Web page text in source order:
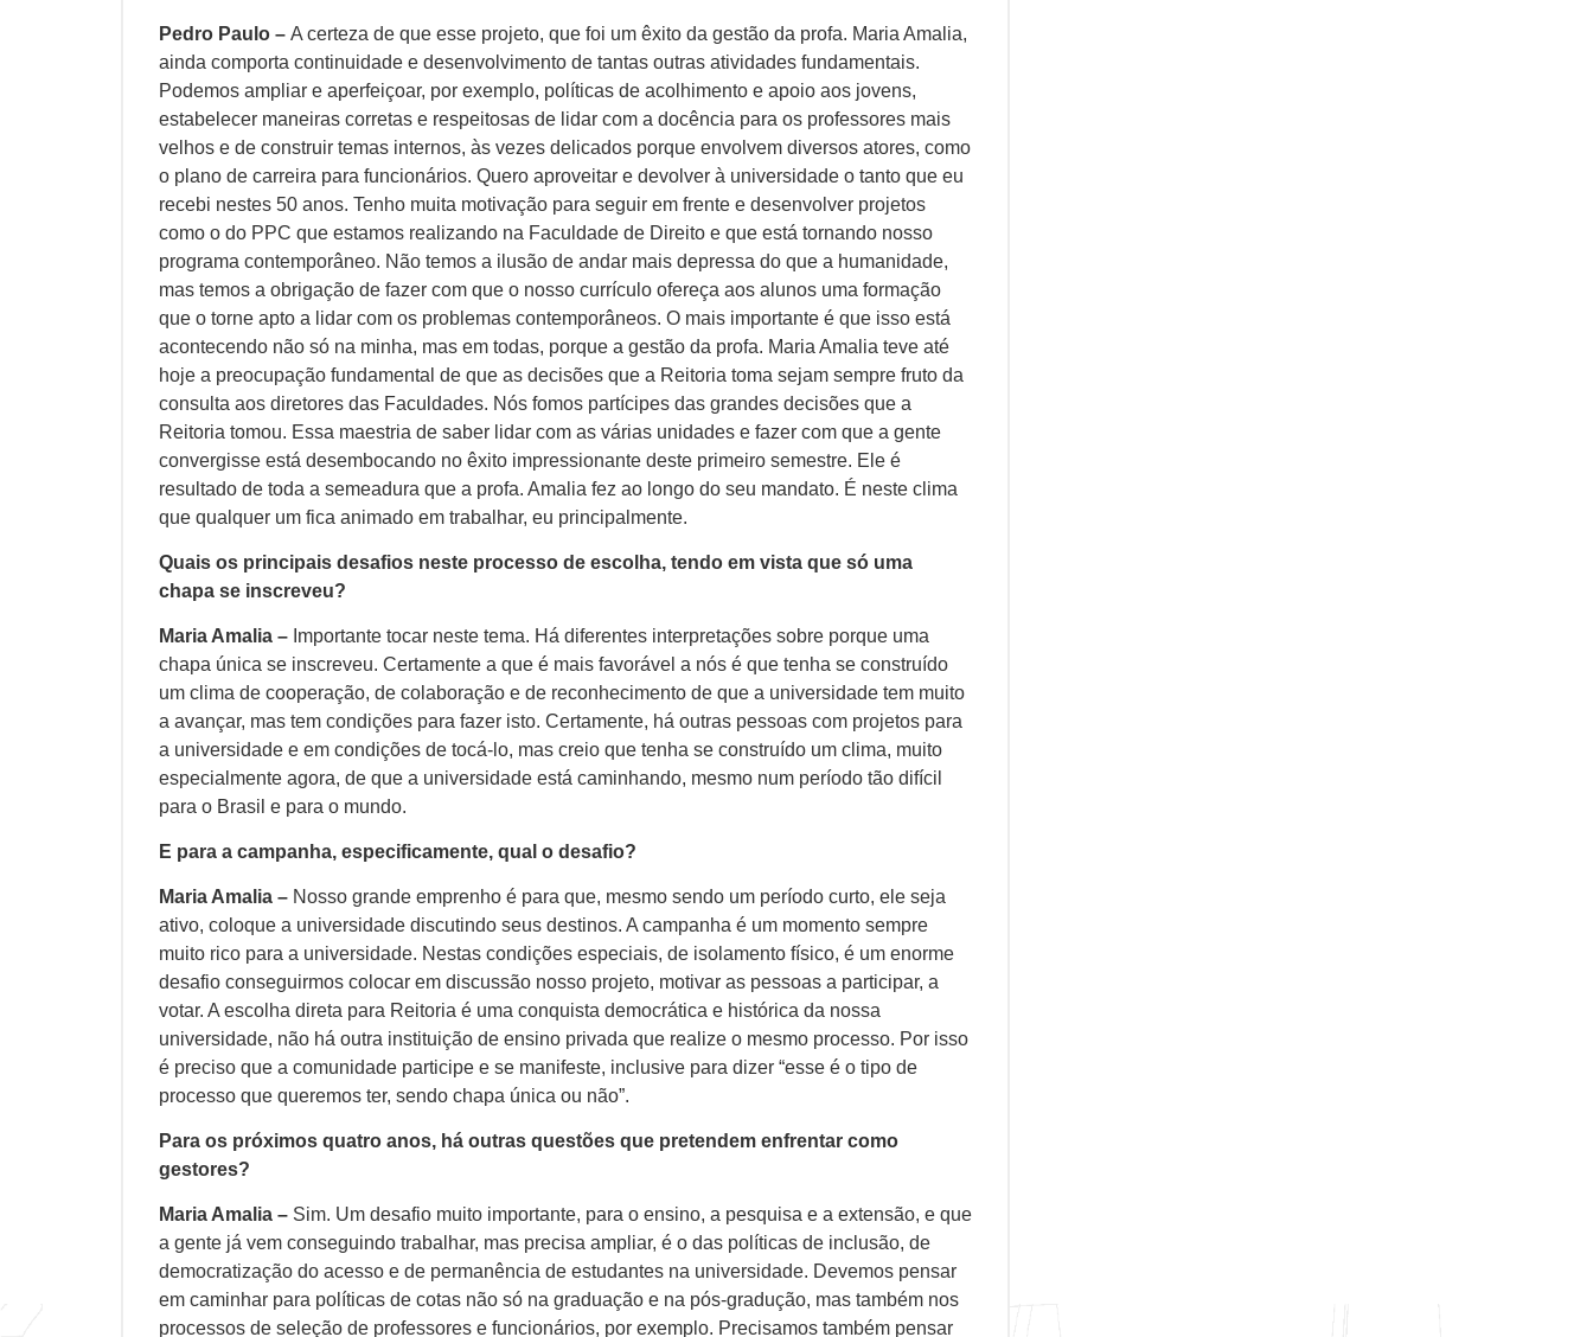
Pedro Paulo – A certeza de que esse projeto, que foi um êxito da gestão da profa. Maria Amalia,
ainda comporta continuidade e desenvolvimento de tantas outras atividades fundamentais.
Podemos ampliar e aperfeiçoar, por exemplo, políticas de acolhimento e apoio aos jovens,
estabelecer maneiras corretas e respeitosas de lidar com a docência para os professores mais
velhos e de construir temas internos, às vezes delicados porque envolvem diversos atores, como
o plano de carreira para funcionários. Quero aproveitar e devolver à universidade o tanto que eu
recebi nestes 50 anos. Tenho muita motivação para seguir em frente e desenvolver projetos
como o do PPC que estamos realizando na Faculdade de Direito e que está tornando nosso
programa contemporâneo. Não temos a ilusão de andar mais depressa do que a humanidade,
mas temos a obrigação de fazer com que o nosso currículo ofereça aos alunos uma formação
que o torne apto a lidar com os problemas contemporâneos. O mais importante é que isso está
acontecendo não só na minha, mas em todas, porque a gestão da profa. Maria Amalia teve até
hoje a preocupação fundamental de que as decisões que a Reitoria toma sejam sempre fruto da
consulta aos diretores das Faculdades. Nós fomos partícipes das grandes decisões que a
Reitoria tomou. Essa maestria de saber lidar com as várias unidades e fazer com que a gente
convergisse está desembocando no êxito impressionante deste primeiro semestre. Ele é
resultado de toda a semeadura que a profa. Amalia fez ao longo do seu mandato. É neste clima
que qualquer um fica animado em trabalhar, eu principalmente.
Quais os principais desafios neste processo de escolha, tendo em vista que só uma
chapa se inscreveu?
Maria Amalia – Importante tocar neste tema. Há diferentes interpretações sobre porque uma
chapa única se inscreveu. Certamente a que é mais favorável a nós é que tenha se construído
um clima de cooperação, de colaboração e de reconhecimento de que a universidade tem muito
a avançar, mas tem condições para fazer isto. Certamente, há outras pessoas com projetos para
a universidade e em condições de tocá-lo, mas creio que tenha se construído um clima, muito
especialmente agora, de que a universidade está caminhando, mesmo num período tão difícil
para o Brasil e para o mundo.
E para a campanha, especificamente, qual o desafio?
Maria Amalia – Nosso grande emprenho é para que, mesmo sendo um período curto, ele seja
ativo, coloque a universidade discutindo seus destinos. A campanha é um momento sempre
muito rico para a universidade. Nestas condições especiais, de isolamento físico, é um enorme
desafio conseguirmos colocar em discussão nosso projeto, motivar as pessoas a participar, a
votar. A escolha direta para Reitoria é uma conquista democrática e histórica da nossa
universidade, não há outra instituição de ensino privada que realize o mesmo processo. Por isso
é preciso que a comunidade participe e se manifeste, inclusive para dizer “esse é o tipo de
processo que queremos ter, sendo chapa única ou não”.
Para os próximos quatro anos, há outras questões que pretendem enfrentar como
gestores?
Maria Amalia – Sim. Um desafio muito importante, para o ensino, a pesquisa e a extensão, e que
a gente já vem conseguindo trabalhar, mas precisa ampliar, é o das políticas de inclusão, de
democratização do acesso e de permanência de estudantes na universidade. Devemos pensar
em caminhar para políticas de cotas não só na graduação e na pós-gradução, mas também nos
processos de seleção de professores e funcionários, por exemplo. Precisamos também pensar